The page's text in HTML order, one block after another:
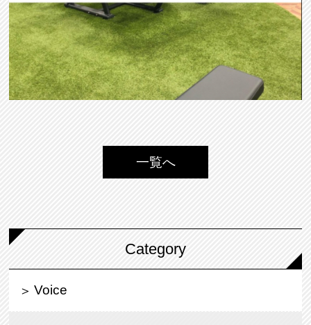
一覧へ
Category
Voice